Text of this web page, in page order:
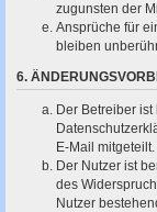
zugunsten der
Ansprüche für
bleiben
6.
Der Betreiber
E-Mail mitgeteilt.
Der Nutzer ist
des
Nutzer